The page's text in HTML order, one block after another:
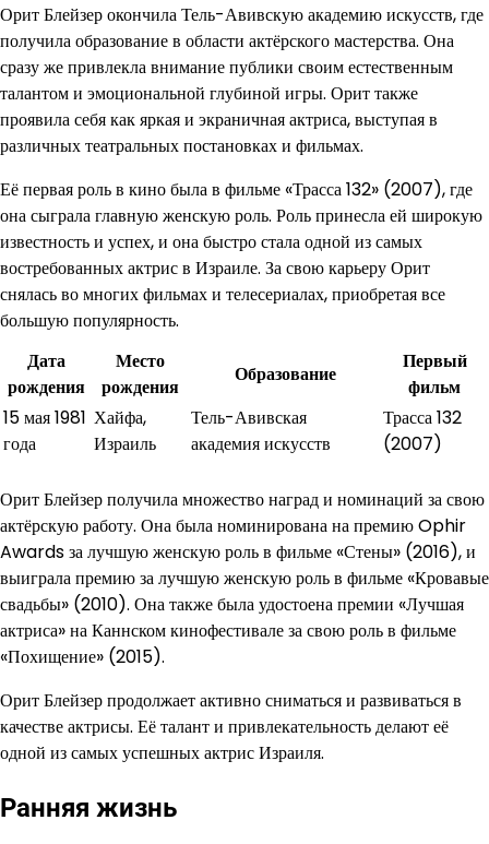
Орит Блейзер окончила Тель-Авивскую академию искусств, где
получила образование в области актёрского мастерства. Она
сразу же привлекла внимание публики своим естественным
талантом и эмоциональной глубиной игры. Орит также
проявила себя как яркая и экраничная актриса, выступая в
различных театральных постановках и фильмах.
Её первая роль в кино была в фильме «Трасса 132» (2007), где
она сыграла главную женскую роль. Роль принесла ей широкую
известность и успех, и она быстро стала одной из самых
востребованных актрис в Израиле. За свою карьеру Орит
снялась во многих фильмах и телесериалах, приобретая все
большую популярность.
Дата
рождения
Место
рождения
Образование
Первый
фильм
15 мая 1981
года
Хайфа,
Израиль
Тель-Авивская
академия искусств
Трасса 132
(2007)
Орит Блейзер получила множество наград и номинаций за свою
актёрскую работу. Она была номинирована на премию Ophir
Awards за лучшую женскую роль в фильме «Стены» (2016), и
выиграла премию за лучшую женскую роль в фильме «Кровавые
свадьбы» (2010). Она также была удостоена премии «Лучшая
актриса» на Каннском кинофестивале за свою роль в фильме
«Похищение» (2015).
Орит Блейзер продолжает активно сниматься и развиваться в
качестве актрисы. Её талант и привлекательность делают её
одной из самых успешных актрис Израиля.
Ранняя жизнь